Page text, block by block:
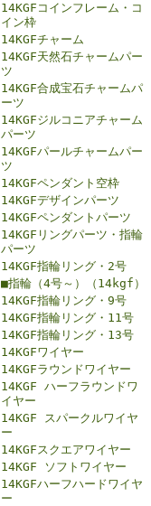
14KGFコインフレーム・コ
イン枠
14KGFチャーム
14KGF天然石チャームパー
ツ
14KGF合成宝石チャームパ
ーツ
14KGFジルコニアチャーム
パーツ
14KGFパールチャームパー
ツ
14KGFペンダント空枠
14KGFデザインパーツ
14KGFペンダントパーツ
14KGFリングパーツ・指輪
パーツ
14KGF指輪リング・2号
■指輪（4号～）（14kgf）
14KGF指輪リング・9号
14KGF指輪リング・11号
14KGF指輪リング・13号
14KGFワイヤー
14KGFラウンドワイヤー
14KGF ハーフラウンドワ
イヤー
14KGF スパークルワイヤ
ー
14KGFスクエアワイヤー
14KGF ソフトワイヤー
14KGFハーフハードワイヤ
ー